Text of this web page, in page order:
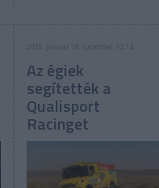
2020. január 18. szombat, 12:14
Az égiek
segítették a
Qualisport
Racinget